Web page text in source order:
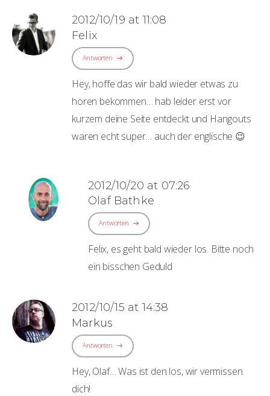
2012/10/19 at 11:08
Felix
Antworten
Hey, hoffe das wir bald wieder etwas zu
hören bekommen… hab leider erst vor
kurzem deine Seite entdeckt und Hangouts
waren echt super… auch der englische 😉
2012/10/20 at 07:26
Olaf Bathke
Antworten
Felix, es geht bald wieder los. Bitte noch
ein bisschen Geduld
2012/10/15 at 14:38
Markus
Antworten
Hey, Olaf… Was ist den los, wir vermissen
dich!